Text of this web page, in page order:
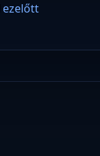
ezelőtt